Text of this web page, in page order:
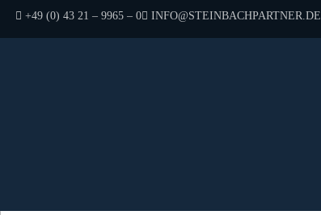
TELEFON:
+49 (0) 43 21 – 9965 – 0 E-MAIL:
INFO@STEINBACHPARTNER.DE